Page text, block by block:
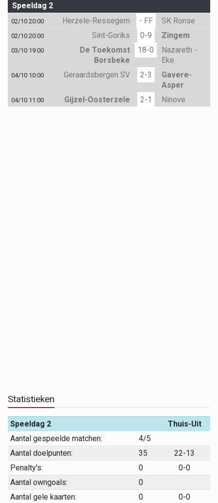
Speeldag 2
02/10 20:00 Herzele-Ressegem - FF SK Ronse
02/10 20:00 Sint-Goriks 0-9 Zingem
03/10 19:00
De Toekomst
Borsbeke
18-0
Nazareth -
Eke
04/10 10:00 Geraardsbergen SV 2-3
Gavere-
Asper
04/10 11:00 Gijzel-Oosterzele 2-1 Ninove
Statistieken
Speeldag 2
Thuis-Uit
Aantal gespeelde matchen:
4/5
Aantal doelpunten:
35
22-13
Penalty's:
0
0-0
Aantal owngoals:
0
Aantal gele kaarten:
0
0-0